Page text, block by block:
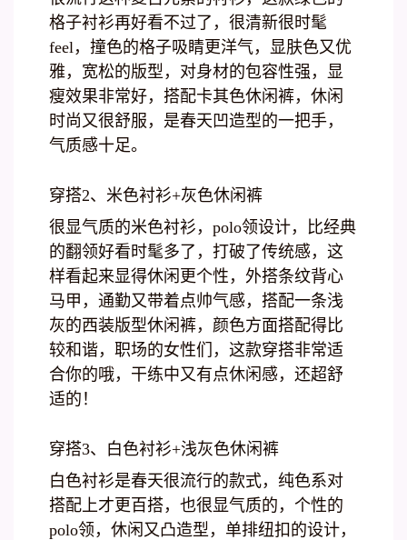
格子衬衫再好看不过了，很清新很时髦
feel，撞色的格子吸睛更洋气，显肤色又优
雅，宽松的版型，对身材的包容性强，显
瘦效果非常好，搭配卡其色休闲裤，休闲
时尚又很舒服，是春天凹造型的一把手，
气质感十足。
穿搭2、米色衬衫+灰色休闲裤
很显气质的米色衬衫，polo领设计，比经典
的翻领好看时髦多了，打破了传统感，这
样看起来显得休闲更个性，外搭条纹背心
马甲，通勤又带着点帅气感，搭配一条浅
灰的西装版型休闲裤，颜色方面搭配得比
较和谐，职场的女性们，这款穿搭非常适
合你的哦，干练中又有点休闲感，还超舒
适的！
穿搭3、白色衬衫+浅灰色休闲裤
白色衬衫是春天很流行的款式，纯色系对
搭配上才更百搭，也很显气质的，个性的
polo领，休闲又凸造型，单排纽扣的设计，